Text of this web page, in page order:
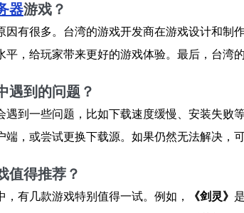
器游戏？
因有很多。台湾的游戏开发商在游戏设计和
，给玩家带来更好的游戏体验。最后，台湾
遇到的问题？
遇到一些问题，比如下载速度缓慢、安装失
端，或尝试更换下载源。如果仍然无法解决，
值得推荐？
有几款游戏特别值得一试。例如， 《剑灵》